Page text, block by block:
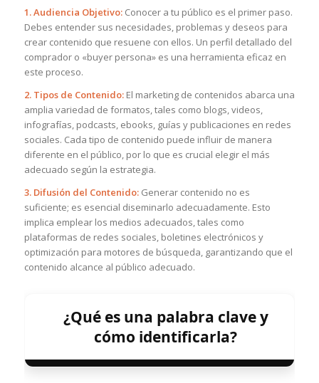
1. Audiencia Objetivo:Conocer a tu público es el primer paso.
Debes entender sus necesidades, problemas y deseos para
crear contenido que resuene con ellos. Un perfil detallado del
comprador o «buyer persona» es una herramienta eficaz en
este proceso.
2. Tipos de Contenido:El marketing de contenidos abarca una
amplia variedad de formatos, tales como blogs, videos,
infografías, podcasts, ebooks, guías y publicaciones en redes
sociales. Cada tipo de contenido puede influir de manera
diferente en el público, por lo que es crucial elegir el más
adecuado según la estrategia.
3. Difusión del Contenido:Generar contenido no es
suficiente; es esencial diseminarlo adecuadamente. Esto
implica emplear los medios adecuados, tales como
plataformas de redes sociales, boletines electrónicos y
optimización para motores de búsqueda, garantizando que el
contenido alcance al público adecuado.
¿Qué es una palabra clave y
cómo identificarla?